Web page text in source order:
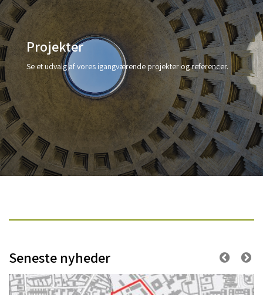
Projekter
Se et udvalg af vores igangværende projekter og referencer.
Seneste nyheder